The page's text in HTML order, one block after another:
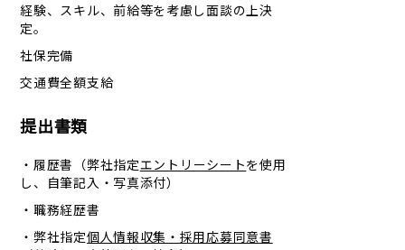
経験、スキル、前給等を考慮し面談の上決
定。
社保完備
交通費全額支給
提出書類
・履歴書（弊社指定エントリーシートを使用
し、自筆記入・写真添付）
・職務経歴書
・弊社指定個人情報収集・採用応募同意書